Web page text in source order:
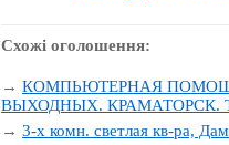
Схожі оголошення:
→КОМПЬЮТЕРНАЯ
ВЫХОДНЫХ. КРАМАТОРСК.
→3-х комн. светлая кв-ра,